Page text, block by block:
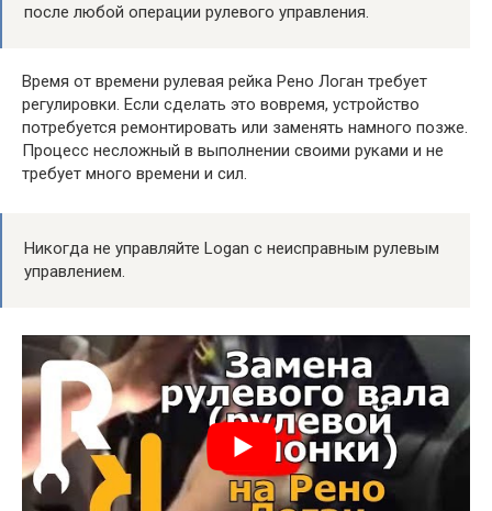
после любой операции рулевого управления.
Время от времени рулевая рейка Рено Логан требует
регулировки. Если сделать это вовремя, устройство
потребуется ремонтировать или заменять намного позже.
Процесс несложный в выполнении своими руками и не
требует много времени и сил.
Никогда не управляйте Logan с неисправным рулевым
управлением.